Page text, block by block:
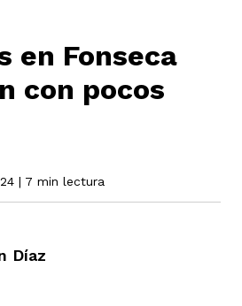
en Fonseca
con pocos
| 7 min lectura
Díaz